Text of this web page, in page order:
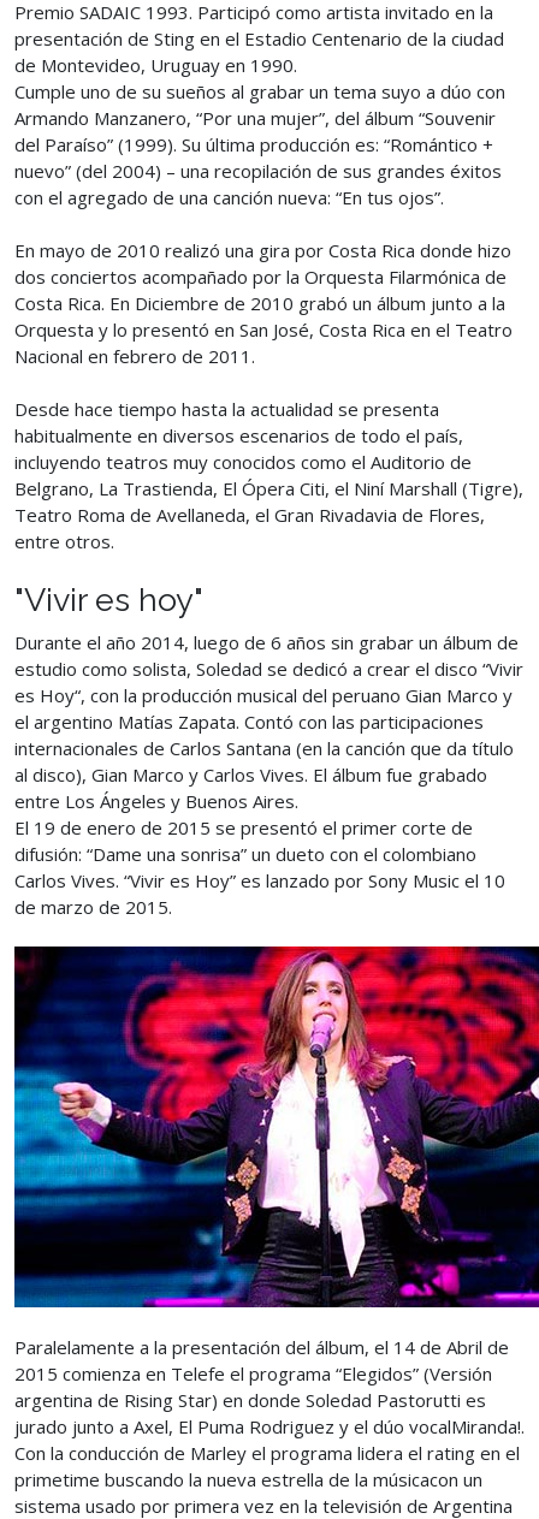
Premio SADAIC 1993. Participó como artista invitado en la
presentación de Sting en el Estadio Centenario de la ciudad
de Montevideo, Uruguay en 1990.
Cumple uno de su sueños al grabar un tema suyo a dúo con
Armando Manzanero, “Por una mujer”, del álbum “Souvenir
del Paraíso” (1999). Su última producción es: “Romántico +
nuevo” (del 2004) – una recopilación de sus grandes éxitos
con el agregado de una canción nueva: “En tus ojos”.
En mayo de 2010 realizó una gira por Costa Rica donde hizo
dos conciertos acompañado por la Orquesta Filarmónica de
Costa Rica. En Diciembre de 2010 grabó un álbum junto a la
Orquesta y lo presentó en San José, Costa Rica en el Teatro
Nacional en febrero de 2011.
Desde hace tiempo hasta la actualidad se presenta
habitualmente en diversos escenarios de todo el país,
incluyendo teatros muy conocidos como el Auditorio de
Belgrano, La Trastienda, El Ópera Citi, el Niní Marshall (Tigre),
Teatro Roma de Avellaneda, el Gran Rivadavia de Flores,
entre otros.
"Vivir es hoy"
Durante el año 2014, luego de 6 años sin grabar un álbum de
estudio como solista, Soledad se dedicó a crear el disco “Vivir
es Hoy“, con la producción musical del peruano Gian Marco y
el argentino Matías Zapata. Contó con las participaciones
internacionales de Carlos Santana (en la canción que da título
al disco), Gian Marco y Carlos Vives. El álbum fue grabado
entre Los Ángeles y Buenos Aires.
El 19 de enero de 2015 se presentó el primer corte de
difusión: “Dame una sonrisa” un dueto con el colombiano
Carlos Vives. “Vivir es Hoy” es lanzado por Sony Music el 10
de marzo de 2015.
Paralelamente a la presentación del álbum, el 14 de Abril de
2015 comienza en Telefe el programa “Elegidos” (Versión
argentina de Rising Star) en donde Soledad Pastorutti es
jurado junto a Axel, El Puma Rodriguez y el dúo vocalMiranda!.
Con la conducción de Marley el programa lidera el rating en el
primetime buscando la nueva estrella de la músicacon un
sistema usado por primera vez en la televisión de Argentina